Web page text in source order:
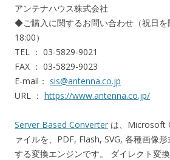
アンテナハウス株式会社
◆ご購入に関するお問い合わせ（祝日を
18:00）
TEL ： 03-5829-9021
FAX ： 03-5829-9023
E-mail： sis@antenna.co.jp
URL ： https://www.antenna.co.jp/
Server Based Converter は、Microsoft
ァイルを、PDF, Flash, SVG, 各種画像
する変換エンジンです。 ダイレクト変